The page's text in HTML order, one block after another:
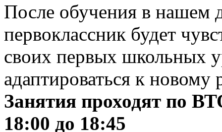
После обучения в нашем
первоклассник будет
своих первых школьных
адаптироваться к
Занятия проходят
18:00 до 18:45